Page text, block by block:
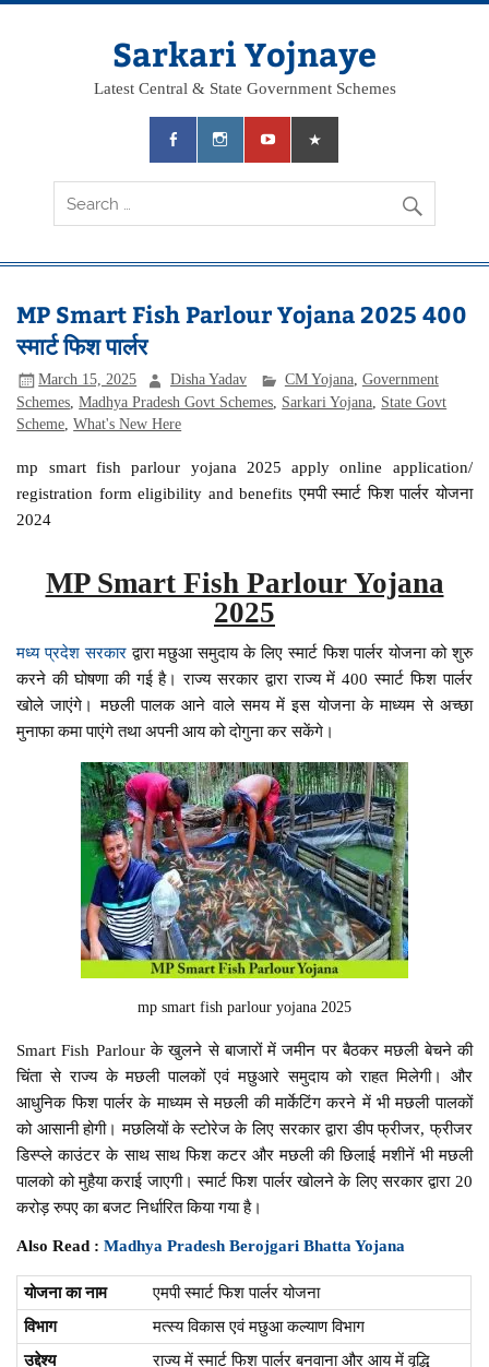
Skip
Sarkari Yojnaye
Latest Central & State Government Schemes
MP Smart Fish Parlour Yojana 2025 400
स्मार्ट फिश पार्लर
March 15, 2025 Disha Yadav CM Yojana, Government
Schemes ,Madhya Pradesh Govt Schemes Sarkari Yojana State Govt
Scheme ,What's New Here
mp smart fish parlour yojana 2025 apply online application/
registration form eligibility and benefits एमपी स्मार्ट फिश पार्लर योजना
2024
MP Smart Fish Parlour Yojana
2025
मध्य प्रदेश सरकारद्वारा मछुआ समुदाय के लिए स्मार्ट फिश पार्लर योजना को शुरु
करने की घोषणा की गई है। राज्य सरकार द्वारा राज्य में 400 स्मार्ट फिश पार्लर
खोले जाएंगे। मछली पालक आने वाले समय में इस योजना के माध्यम से अच्छा
मुनाफा कमा पाएंगे तथा अपनी आय को दोगुना कर सकेंगे।
mp smart fish parlour yojana 2025
Smart Fish Parlour के खुलने से बाजारों में जमीन पर बैठकर मछली बेचने की
चिंता से राज्य के मछली पालकों एवं मछुआरे समुदाय को राहत मिलेगी। और
आधुनिक फिश पार्लर के माध्यम से मछली की मार्केटिंग करने में भी मछली पालकों
को आसानी होगी। मछलियों के स्टोरेज के लिए सरकार द्वारा डीप फ्रीजर, फ्रीजर
डिस्प्ले काउंटर के साथ साथ फिश कटर और मछली की छिलाई मशीनें भी मछली
पालको को मुहैया कराई जाएगी। स्मार्ट फिश पार्लर खोलने के लिए सरकार द्वारा 20
करोड़ रुपए का बजट निर्धारित किया गया है।
Also Read :Madhya Pradesh Berojgari Bhatta Yojana
योजना का नाम
एमपी स्मार्ट फिश पार्लर योजना
विभाग
मत्स्य विकास एवं मछुआ कल्याण विभाग
उद्देश्य
राज्य में स्मार्ट फिश पार्लर बनवाना और आय में वृद्धि